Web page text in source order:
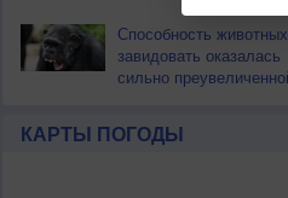
Способность животных
завидовать оказалась
сильно
КАРТЫ ПОГОДЫ